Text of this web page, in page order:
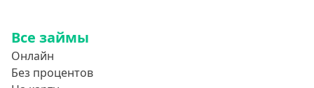
850000 руб
900000 руб
950000 руб
Все займы
Онлайн
Без процентов